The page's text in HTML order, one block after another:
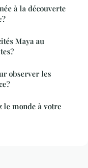
à la découverte
Maya au
observer les
le monde à votre